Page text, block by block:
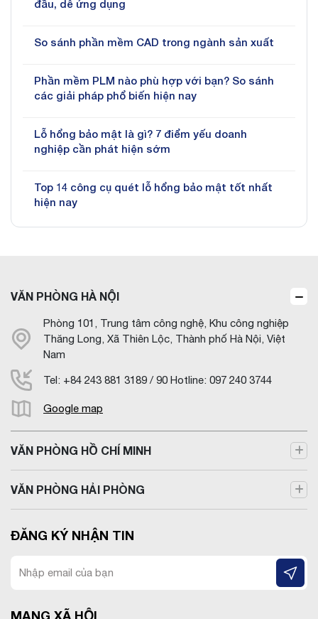
đầu, dễ ứng dụng
So sánh phần mềm CAD trong ngành sản xuất
Phần mềm PLM nào phù hợp với bạn? So sánh
các giải pháp phổ biến hiện nay
Lỗ hổng bảo mật là gì? 7 điểm yếu doanh
nghiệp cần phát hiện sớm
Top 14 công cụ quét lỗ hổng bảo mật tốt nhất
hiện nay
VĂN PHÒNG HÀ NỘI
Phòng 101, Trung tâm công nghệ, Khu công nghiệp
Thăng Long, Xã Thiên Lộc, Thành phố Hà Nội, Việt
Nam
Tel: +84 243 881 3189 / 90 Hotline: 097 240 3744
Google map
VĂN PHÒNG HỒ CHÍ MINH
VĂN PHÒNG HẢI PHÒNG
ĐĂNG KÝ NHẬN TIN
MẠNG XÃ HỘI